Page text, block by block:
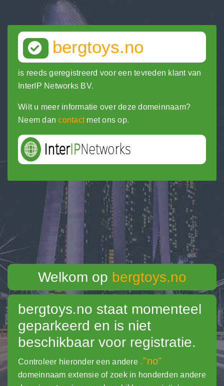
bergtoys.no
is reeds geregistreerd voor een tevreden klant van
InterIP Networks BV.
Wilt u meer informatie over deze domeinnaam?
Neem dancontactmet ons op.
Welkom op bergtoys.no
bergtoys.no staat momenteel
geparkeerd en is niet
beschikbaar voor registratie.
Controleer hieronder een andere ."no"
domeinnaam extensie of zoek in honderden andere